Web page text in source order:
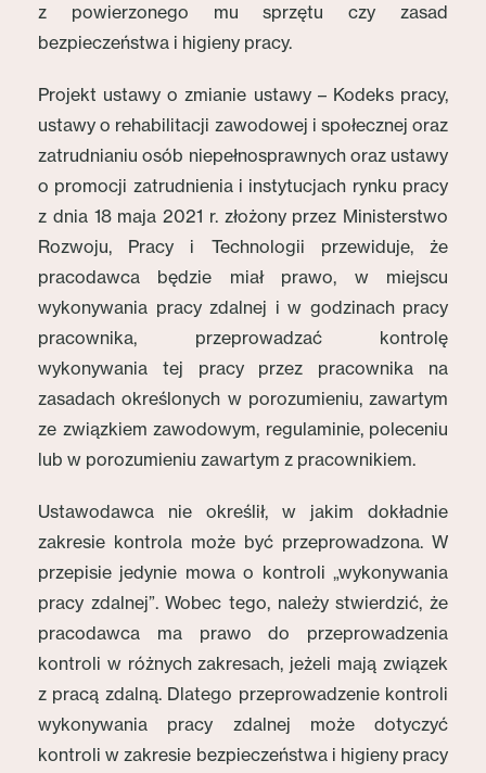
z powierzonego mu sprzętu czy zasad
bezpieczeństwa i higieny pracy.
Projekt ustawy o zmianie ustawy – Kodeks pracy,
ustawy o rehabilitacji zawodowej i społecznej oraz
zatrudnianiu osób niepełnosprawnych oraz ustawy
o promocji zatrudnienia i instytucjach rynku pracy
z dnia 18 maja 2021 r. złożony przez Ministerstwo
Rozwoju, Pracy i Technologii przewiduje, że
pracodawca będzie miał prawo, w miejscu
wykonywania pracy zdalnej i w godzinach pracy
pracownika, przeprowadzać kontrolę
wykonywania tej pracy przez pracownika na
zasadach określonych w porozumieniu, zawartym
ze związkiem zawodowym, regulaminie, poleceniu
lub w porozumieniu zawartym z pracownikiem.
Ustawodawca nie określił, w jakim dokładnie
zakresie kontrola może być przeprowadzona. W
przepisie jedynie mowa o kontroli „wykonywania
pracy zdalnej”. Wobec tego, należy stwierdzić, że
pracodawca ma prawo do przeprowadzenia
kontroli w różnych zakresach, jeżeli mają związek
z pracą zdalną. Dlatego przeprowadzenie kontroli
wykonywania pracy zdalnej może dotyczyć
kontroli w zakresie bezpieczeństwa i higieny pracy